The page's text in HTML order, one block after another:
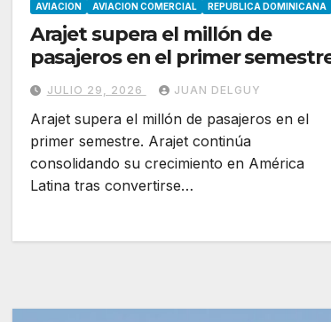
AVIACION AVIACION COMERCIAL REPUBLICA DOMINICANA
Arajet supera el millón de
pasajeros en el primer
JULIO 29, 2026 JUAN DELGUY
Arajet supera el millón de pasajeros en el
primer semestre. Arajet continúa
consolidando su crecimiento en América
Latina tras convertirse…